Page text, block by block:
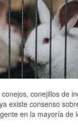
conejillos de
existe consenso
en la mayoría de